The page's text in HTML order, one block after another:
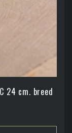
24 cm. breed